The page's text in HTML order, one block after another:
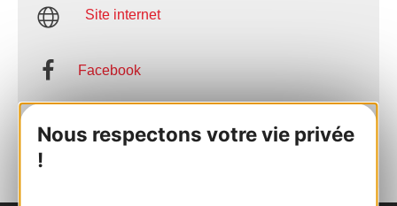
Nous respectons votre vie privée
!
Site internet
Facebook
AU CARNET